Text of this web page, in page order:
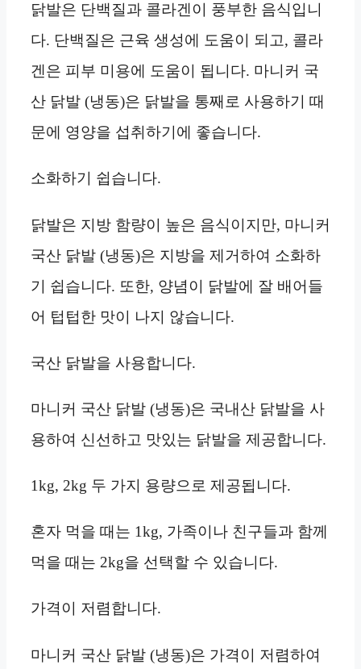
닭발은 단백질과 콜라겐이 풍부한 음식입니
다. 단백질은 근육 생성에 도움이 되고, 콜라
겐은 피부 미용에 도움이 됩니다. 마니커 국
산 닭발 (냉동)은 닭발을 통째로 사용하기 때
문에 영양을 섭취하기에 좋습니다.
소화하기 쉽습니다.
닭발은 지방 함량이 높은 음식이지만, 마니커
국산 닭발 (냉동)은 지방을 제거하여 소화하
기 쉽습니다. 또한, 양념이 닭발에 잘 배어들
어 텁텁한 맛이 나지 않습니다.
국산 닭발을 사용합니다.
마니커 국산 닭발 (냉동)은 국내산 닭발을 사
용하여 신선하고 맛있는 닭발을 제공합니다.
1kg, 2kg 두 가지 용량으로 제공됩니다.
혼자 먹을 때는 1kg, 가족이나 친구들과 함께
먹을 때는 2kg을 선택할 수 있습니다.
가격이 저렴합니다.
마니커 국산 닭발 (냉동)은 가격이 저렴하여